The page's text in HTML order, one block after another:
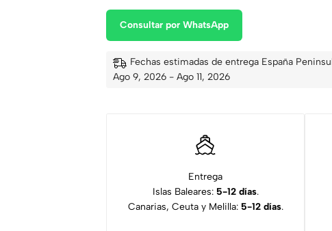
Consultar por WhatsApp
Fechas estimadas de entrega España
Ago 9, 2026 - Ago 11, 2026
Entrega
Islas Baleares: 5-12 días.
Canarias, Ceuta y Melilla: 5-12 días.